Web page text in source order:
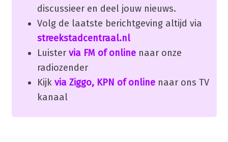
discussieer en deel jouw nieuws.
Volg de laatste berichtgeving altijd via
streekstadcentraal.nl
Luister via FM of onlinenaar onze
radiozender
Kijk via Ziggo, KPN of onlinenaar ons TV
kanaal